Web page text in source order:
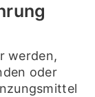
werden,
oder